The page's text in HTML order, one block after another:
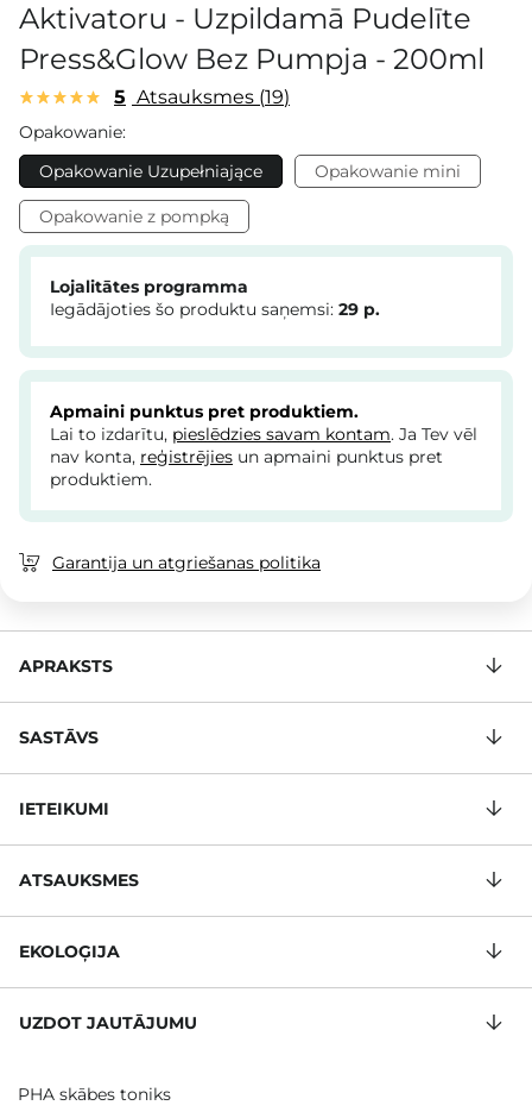
Aktivatoru - Uzpildamā Pudelīte
Press&Glow Bez Pumpja - 200ml
5 Atsauksmes 19
Opakowanie:
Opakowanie Uzupełniające
Opakowanie mini
Opakowanie z pompką
Lojalitātes programma
Iegādājoties šo produktu saņemsi: 29 p.
Apmaini punktus pret produktiem.
Lai to izdarītu, pieslēdzies savam kontam. Ja Tev vēl
nav konta, reģistrējies un apmaini punktus pret
produktiem.
Garantija un atgriešanas politika
APRAKSTS
SASTĀVS
IETEIKUMI
ATSAUKSMES
EKOLOĢIJA
UZDOT JAUTĀJUMU
PHA skābes toniks